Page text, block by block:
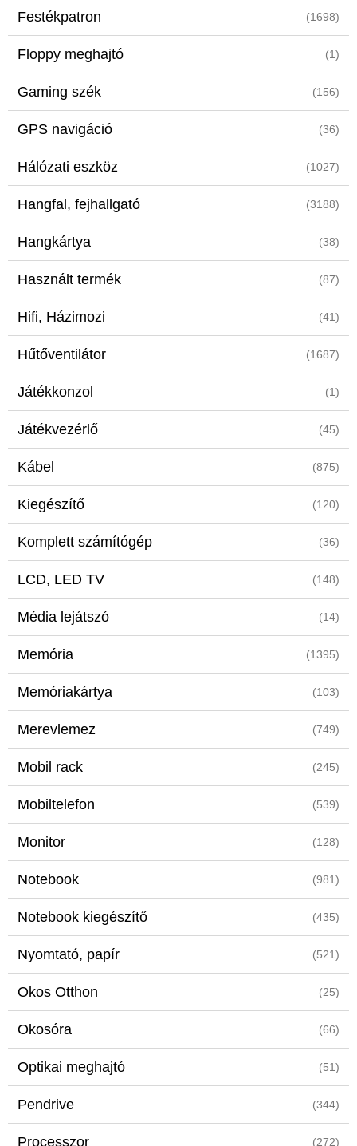
Festékpatron (1698)
Floppy meghajtó (1)
Gaming szék (156)
GPS navigáció (36)
Hálózati eszköz (1027)
Hangfal, fejhallgató (3188)
Hangkártya (38)
Használt termék (87)
Hifi, Házimozi (41)
Hűtőventilátor (1687)
Játékkonzol (1)
Játékvezérlő (45)
Kábel (875)
Kiegészítő (120)
Komplett számítógép (36)
LCD, LED TV (148)
Média lejátszó (14)
Memória (1395)
Memóriakártya (103)
Merevlemez (749)
Mobil rack (245)
Mobiltelefon (539)
Monitor (128)
Notebook (981)
Notebook kiegészítő (435)
Nyomtató, papír (521)
Okos Otthon (25)
Okosóra (66)
Optikai meghajtó (51)
Pendrive (344)
Processzor (272)